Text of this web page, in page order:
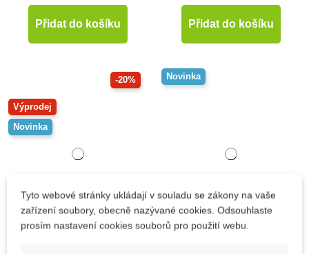
Přidat do košíku Přidat do košíku
-20%
Výprodej
Novinka
Skladem
Novinka
Na dotaz
Tyto webové stránky ukládají v souladu se zákony na vaše
zařízení soubory, obecně nazývané cookies. Odsouhlaste
prosím nastavení cookies souborů pro použití webu.